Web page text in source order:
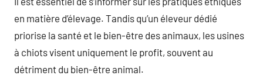
en matière d’élevage. Tandis qu’un éleveur dédié
priorise la santé et le bien-être des animaux, les usines
à chiots visent uniquement le profit, souvent au
détriment du bien-être animal.